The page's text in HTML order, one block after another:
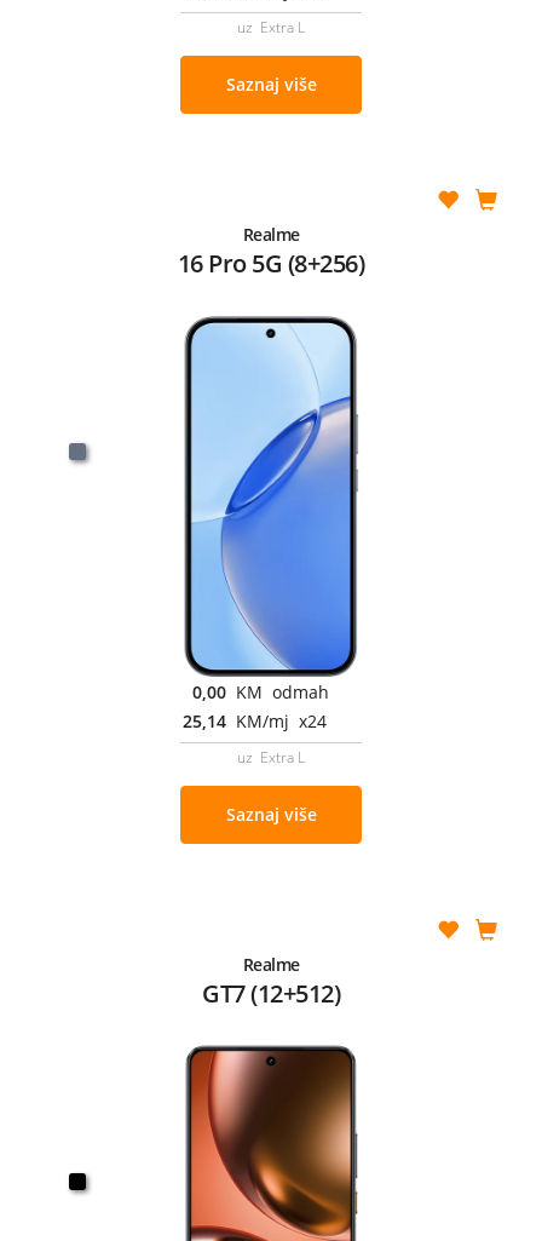
uz Extra L
Saznaj više
Realme
16 Pro 5G (8+256)
0,00 KM odmah
25,14 KM/mj x24
uz Extra L
Saznaj više
Realme
GT7 (12+512)